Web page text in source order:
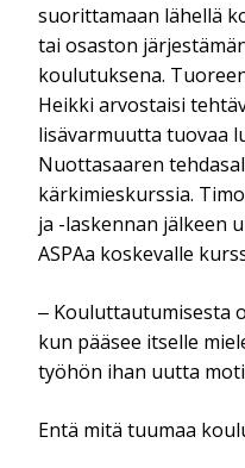
suorittamaan lähellä
tai osaston
koulutuksena.
Heikki arvostaisi
lisävarmuutta tuovaa
Nuottasaaren
kärkimieskurssia.
ja -laskennan jälkeen
ASPAa koskevalle
‒ Kouluttautumisesta
kun pääsee itselle
työhön ihan uutta
Entä mitä tuumaa